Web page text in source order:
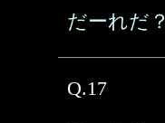
だーれだ？
Q.17